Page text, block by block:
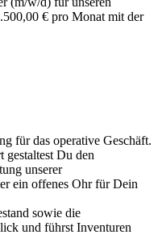
€ pro Monat mit der
für das operative Geschäft.
gestaltest Du den
unserer
ein offenes Ohr für Dein
sowie die
und führst Inventuren